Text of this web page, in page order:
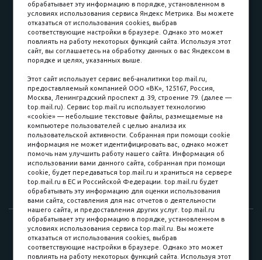
Наличные
пл. Соляная, 6, стр. 16
8 (3822) 60-70-30
8 (3822) 50-39-09
8 (3822) 22-77-68
8 (3822) 50-48-50
8 (3822) 65-42-10
© 2015-2026. Компания «Мебельный куб».
ИП Саворенко Валерий Александрович. Россия, г. Томск, пл.
Соляная, 6 стр. 16, Цокольный этаж
обрабатывает эту информацию в порядке, установленном в
условиях использования сервиса Яндекс Метрика. Вы можете
отказаться от использования cookies, выбрав
соответствующие настройки в браузере. Однако это может
повлиять на работу некоторых функций сайта. Используя этот
сайт, вы соглашаетесь на обработку данных о вас Яндексом в
порядке и целях, указанных выше.
Этот сайт использует сервис веб-аналитики top.mail.ru,
предоставляемый компанией ООО «ВК», 125167, Россия,
Москва, Ленинградский проспект д. 39, строение 79. (далее —
top.mail.ru). Сервис top.mail.ru использует технологию
«cookie» — небольшие текстовые файлы, размещаемые на
компьютере пользователей с целью анализа их
пользовательской активности. Собранная при помощи cookie
информация не может идентифицировать вас, однако может
помочь нам улучшить работу нашего сайта. Информация об
использовании вами данного сайта, собранная при помощи
cookie, будет передаваться top.mail.ru и храниться на сервере
top.mail.ru в ЕС и Российской Федерации. top.mail.ru будет
обрабатывать эту информацию для оценки использования
вами сайта, составления для нас отчетов о деятельности
нашего сайта, и предоставления других услуг. top.mail.ru
обрабатывает эту информацию в порядке, установленном в
условиях использования сервиса top.mail.ru. Вы можете
отказаться от использования cookies, выбрав
соответствующие настройки в браузере. Однако это может
повлиять на работу некоторых функций сайта. Используя этот